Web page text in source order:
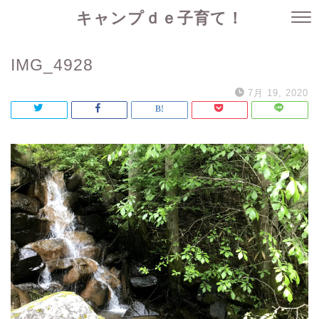
キャンプｄｅ子育て！
IMG_4928
7月 19, 2020